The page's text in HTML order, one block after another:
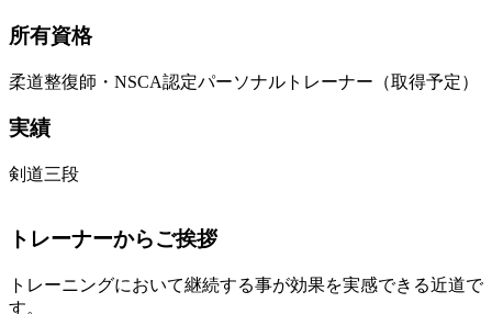
所有資格
柔道整復師・NSCA認定パーソナルトレーナー（取得予定）
実績
剣道三段
トレーナーからご挨拶
トレーニングにおいて継続する事が効果を実感できる近道で
す。